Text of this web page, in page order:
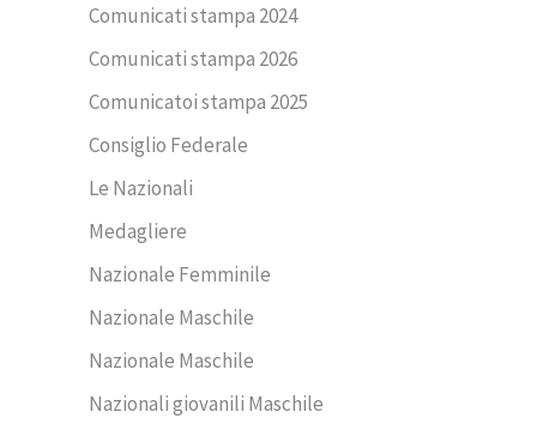
Comunicati stampa 2024
Comunicati stampa 2026
Comunicatoi stampa 2025
Consiglio Federale
Le Nazionali
Medagliere
Nazionale Femminile
Nazionale Maschile
Nazionale Maschile
Nazionali giovanili Maschile